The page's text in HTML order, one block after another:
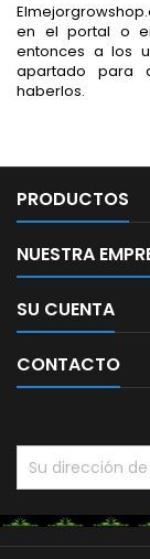
en el portal o
entonces a los
apartado para
haberlos.
PRODUCTOS
NUESTRA
SU CUENTA
CONTACTO